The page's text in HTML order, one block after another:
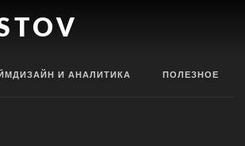
И АНАЛИТИКА ПОЛЕЗНОЕ